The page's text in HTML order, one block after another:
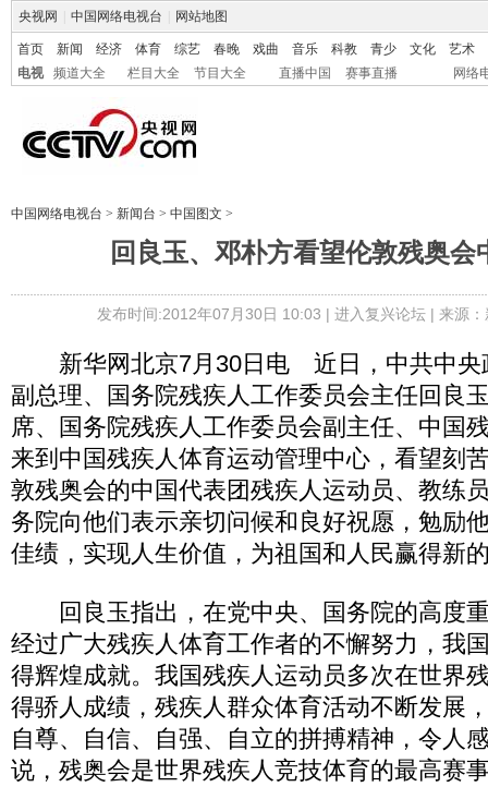
央视网 中国网络电视台 网站地图
首页 新闻 经济 体育 综艺 春晚 戏曲 音乐 科教 青少 文化
艺术
电视
频道大全 栏目大全 节目大全 直播中国 赛事直播 网络
中国网络电视台 > 新闻台 > 中国图文 >
回良玉、邓朴方看望伦敦残奥会
发布时间:2012年07月30日 10:03 | 进入复兴论坛| 来源
新华网北京7月30日电 近日，中共中央
副总理、国务院残疾人工作委员会主任回良
席、国务院残疾人工作委员会副主任、中国
来到中国残疾人体育运动管理中心，看望刻
敦残奥会的中国代表团残疾人运动员、教练
务院向他们表示亲切问候和良好祝愿，勉励
佳绩，实现人生价值，为祖国和人民赢得新
回良玉指出，在党中央、国务院的高度
经过广大残疾人体育工作者的不懈努力，我
得辉煌成就。我国残疾人运动员多次在世界
得骄人成绩，残疾人群众体育活动不断发展
自尊、自信、自强、自立的拼搏精神，令人
说，残奥会是世界残疾人竞技体育的最高赛